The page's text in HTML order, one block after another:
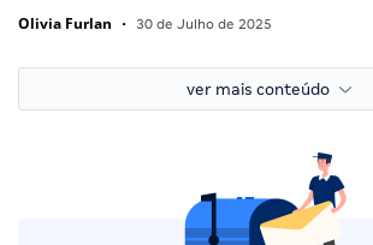
Olivia Furlan • 30 de Julho de 2025
ver mais conteúdo